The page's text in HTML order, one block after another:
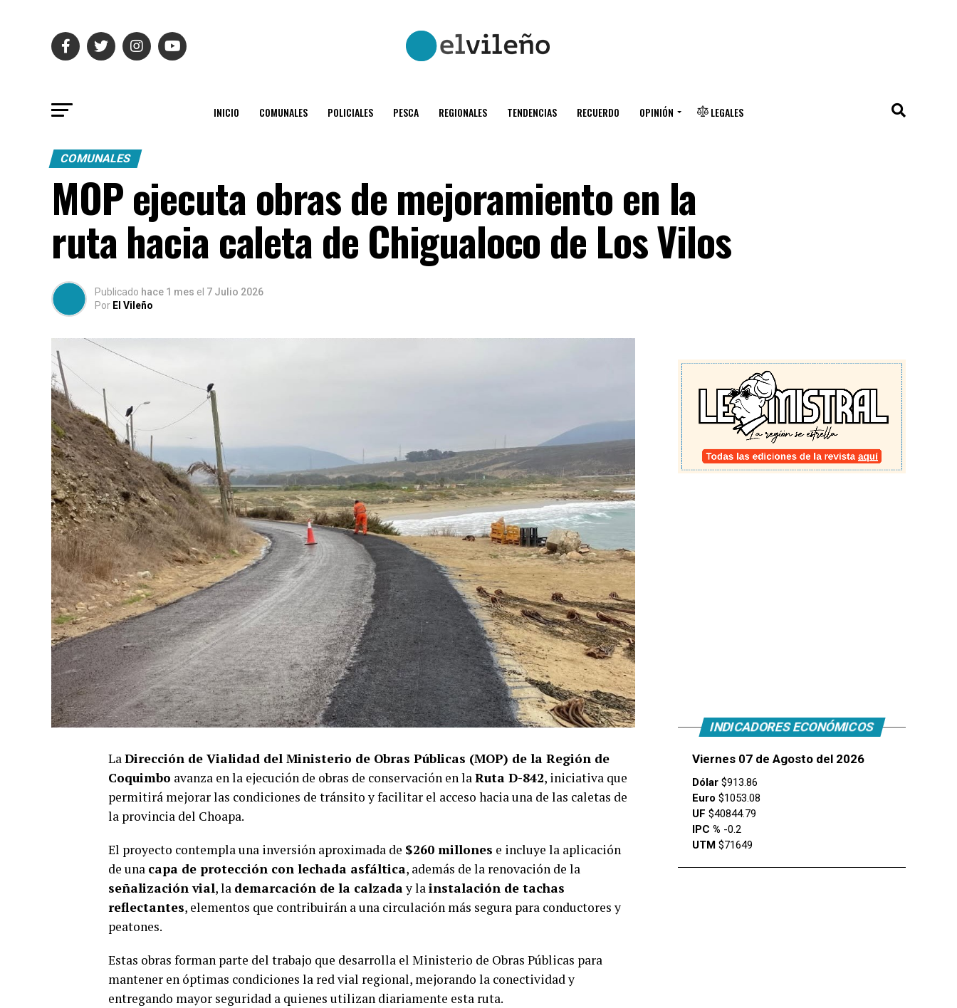
INICIO COMUNALES POLICIALES PESCA REGIONALES TENDENCIAS RECUERDO OPINIÓN LEGALES
COMUNALES
MOP ejecuta obras de mejoramiento en la
ruta hacia caleta de Chigualoco de Los Vilos
Publicado hace 1 mes el 7 Julio 2026
Por El Vileño
LaDirección de Vialidad del Ministerio de Obras Públicas (MOP) de la Región de
Coquimbo avanza en la ejecución de obras de conservación en laRuta D-842, iniciativa que
permitirá mejorar las condiciones de tránsito y facilitar el acceso hacia una de las caletas de
la provincia del Choapa.
El proyecto contempla una inversión aproximada de $260 millones e incluye la aplicación
de una capa de protección con lechada asfáltica, además de la renovación de la
señalización vial, la demarcación de la calzaday lainstalación de tachas
reflectantes, elementos que contribuirán a una circulación más segura para conductores y
peatones.
Estas obras forman parte del trabajo que desarrolla el Ministerio de Obras Públicas para
mantener en óptimas condiciones la red vial regional, mejorando la conectividad y
entregando mayor seguridad a quienes utilizan diariamente esta ruta.
INDICADORES ECONÓMICOS
Viernes 07 de Agosto del 2026
Dólar $913.86
Euro $1053.08
UF $40844.79
IPC % -0.2
UTM $71649